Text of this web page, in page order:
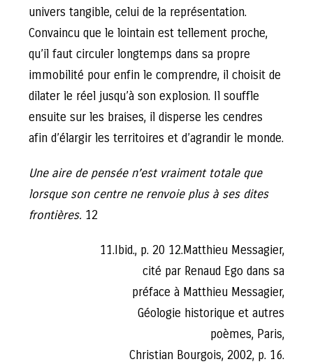
univers tangible, celui de la représentation.
Convaincu que le lointain est tellement proche,
qu’il faut circuler longtemps dans sa propre
immobilité pour enfin le comprendre, il choisit de
dilater le réel jusqu’à son explosion. Il souffle
ensuite sur les braises, il disperse les cendres
afin d’élargir les territoires et d’agrandir le monde.
Une aire de pensée n’est vraiment totale que
lorsque son centre ne renvoie plus à ses dites
frontières. 12
11.Ibid., p. 20 12.Matthieu Messagier,
cité par Renaud Ego dans sa
préface à Matthieu Messagier,
Géologie historique et autres
poèmes, Paris,
Christian Bourgois, 2002, p. 16.